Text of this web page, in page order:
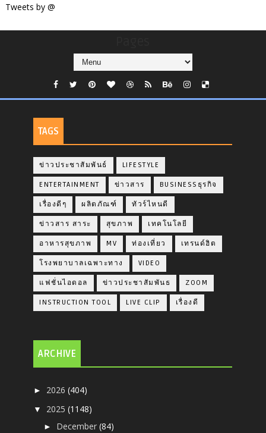
Tweets by @
TAGS
ข่าวประชาสัมพันธ์ LIFESTYLE
ENTERTAINMENT ข่าวสาร BUSINESSธุรกิจ
เรื่องดีๆ ผลิตภัณฑ์ ทัวร์ไหนดี
ข่าวสาร สาระ สุขภาพ เทคโนโลยี
อาหารสุขภาพ MV ท่องเที่ยว เทรนด์ฮิต
โรงพยาบาลเฉพาะทาง VIDEO
แฟชั่นไอดอล ข่าวประชาสัมพันธ ZOOM
INSTRUCTION TOOL LIVE CLIP เรื่องดี
ARCHIVE
► 2026(404)
▼ 2025(1148)
► December(84)